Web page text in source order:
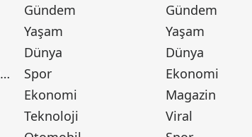
Canan Barlas ile Gündem
Gündem
Yaşam
Dünya
Spor
Ekonomi
Teknoloji
Gündem
Yaşam
Dünya
Ekonomi
Magazin
Viral